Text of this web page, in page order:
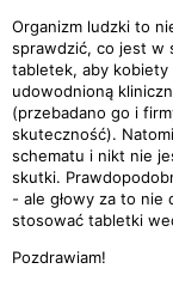
Organizm ludzki to
sprawdzić, co jest w
tabletek, aby kobiety
udowodnioną
(przebadano go i
skuteczność).
schematu i nikt nie
skutki.
- ale głowy za to nie
stosować tabletki
Pozdrawiam!